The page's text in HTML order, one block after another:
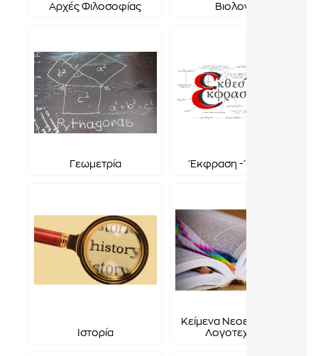
Αρχές Φιλοσοφίας Βιολογία
Γεωμετρία Έκφραση - Έκθεση
Ιστορία
Κείμενα Νεοελληνικής
Λογοτεχνίας